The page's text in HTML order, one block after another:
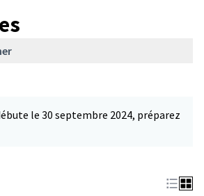
le 30 septembre 2024, préparez